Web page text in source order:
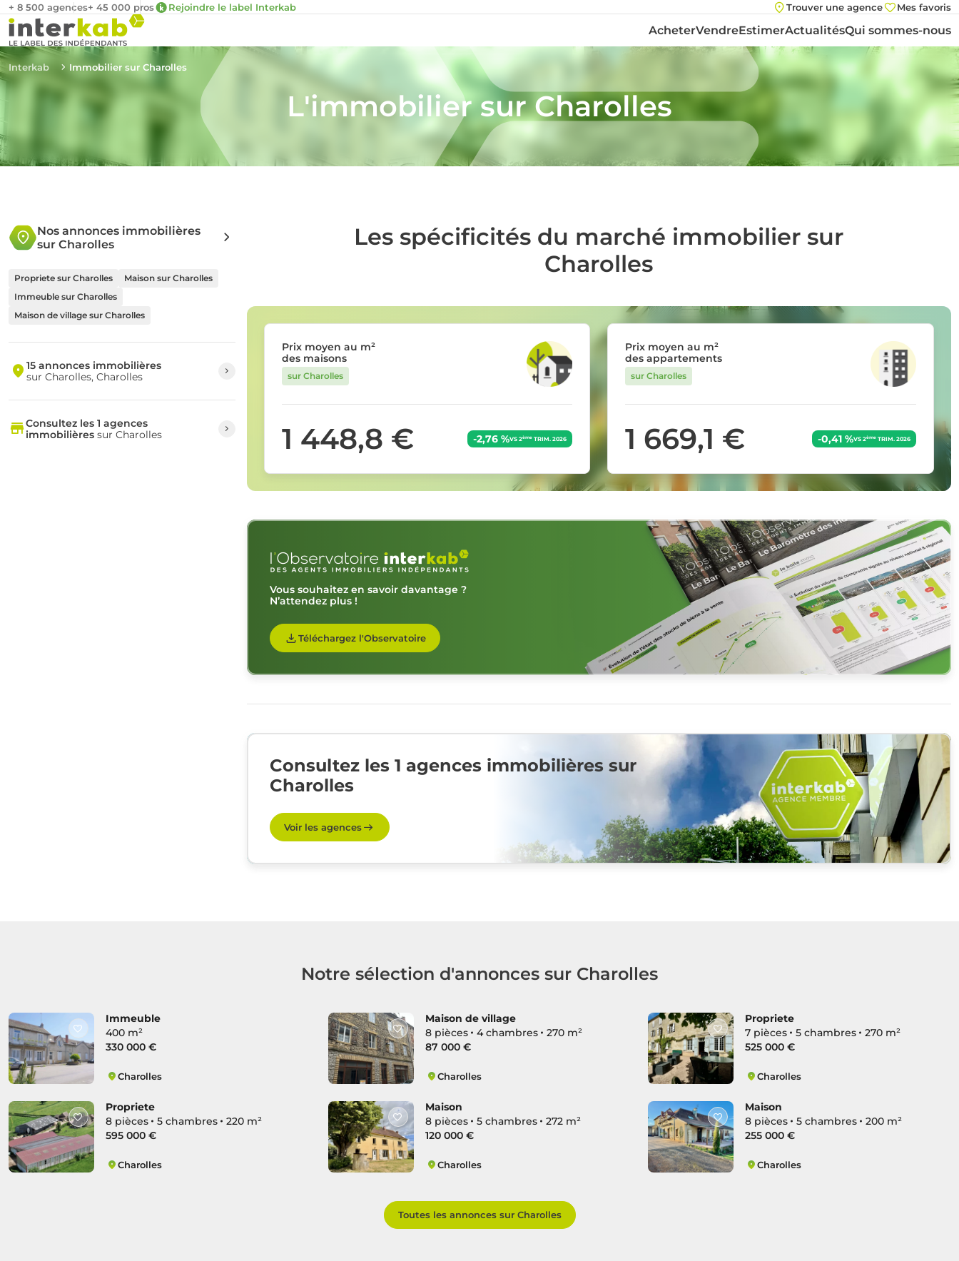
+ 8 500 agences+ 45 000 pros Rejoindre le label Interkab Trouver une agence Mes favoris
AcheterVendreEstimerActualitésQui sommes-nous
Interkab Immobilier sur Charolles
L'immobilier sur Charolles
Nos annonces immobilières
sur Charolles
Propriete sur Charolles
Maison sur Charolles
Immeuble sur Charolles
Maison de village sur Charolles
15 annonces immobilières
sur Charolles, Charolles
Consultez les 1 agences
immobilièressur Charolles
Les spécificités du marché immobilier sur
Charolles
Prix moyen au m²
des maisons
sur Charolles
1 448,8 € -2,76 %VS 2ème TRIM. 2026
Prix moyen au m²
des appartements
sur Charolles
1 669,1 € -0,41 %VS 2èmeTRIM. 2026
Vous souhaitez en savoir davantage ?
N’attendez plus !
Téléchargez l'Observatoire
Consultez les 1 agences immobilières sur
Charolles
Voir les agences
Notre sélection d'annonces sur Charolles
Immeuble
400 m²
330 000 €
Charolles
Maison de village
8 pièces
4 chambres
270 m²
87 000 €
Charolles
Propriete
7 pièces
5 chambres
270 m²
525 000 €
Charolles
Propriete
8 pièces
5 chambres
220 m²
595 000 €
Charolles
Maison
8 pièces
5 chambres
272 m²
120 000 €
Charolles
Maison
8 pièces
5 chambres
200 m²
255 000 €
Charolles
Toutes les annonces sur Charolles